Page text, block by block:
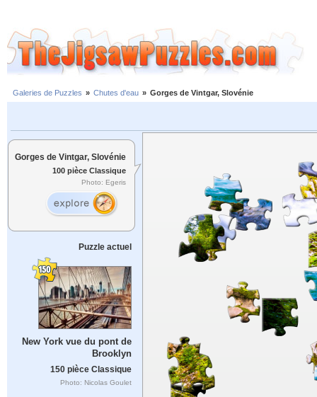
Galeries de Puzzles » Chutes d'eau » Gorges de Vintgar, Slovénie
Gorges de Vintgar, Slovénie
100 pièce Classique
Photo: Egeris
Puzzle actuel
New York vue du pont de
Brooklyn
150 pièce Classique
Photo: Nicolas Goulet